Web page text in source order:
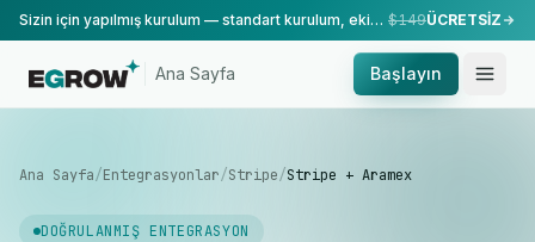
Sizin için yapılmış kurulum — standart kurulum, ekibimiz tarafından yapılır. $149ÜCRETSİZ
Ana Sayfa Başlayın
Ana Sayfa/Entegrasyonlar/Stripe/Stripe + Aramex
DOĞRULANMIŞ ENTEGRASYON